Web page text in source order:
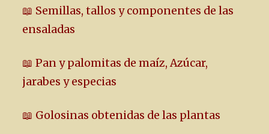
📖 Semillas, tallos y componentes de las
ensaladas
📖 Pan y palomitas de maíz, Azúcar,
jarabes y especias
📖 Golosinas obtenidas de las plantas